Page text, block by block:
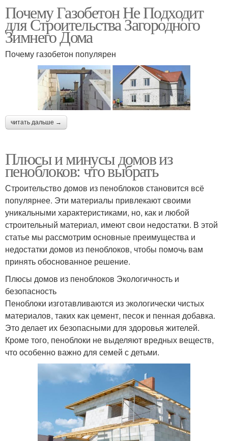
Почему Газобетон Не Подходит
для Строительства Загородного
Зимнего Дома
Почему газобетон популярен
читать дальше →
Плюсы и минусы домов из
пеноблоков: что выбрать
Строительство домов из пеноблоков становится всё
популярнее. Эти материалы привлекают своими
уникальными характеристиками, но, как и любой
строительный материал, имеют свои недостатки. В этой
статье мы рассмотрим основные преимущества и
недостатки домов из пеноблоков, чтобы помочь вам
принять обоснованное решение.
Плюсы домов из пеноблоков Экологичность и
безопасность
Пеноблоки изготавливаются из экологически чистых
материалов, таких как цемент, песок и пенная добавка.
Это делает их безопасными для здоровья жителей.
Кроме того, пеноблоки не выделяют вредных веществ,
что особенно важно для семей с детьми.